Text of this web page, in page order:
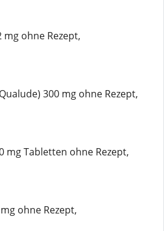
mg ohne Rezept,
300 mg ohne Rezept,
mg Tabletten ohne Rezept,
ohne Rezept,